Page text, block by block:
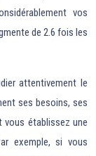
vos
de 2.6 fois les
attentivement le
ses besoins, ses
établissez une
exemple, si vous